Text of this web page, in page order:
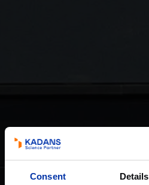
Consent Details